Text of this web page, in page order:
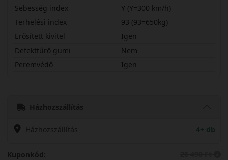
Sebesség index
Y (Y=300 km/h)
Terhelési index
93 (93=650kg)
Erősített kivitel
Igen
Defekttűrő gumi
Nem
Peremvédő
Igen
Házhozszállítás
Házhozszállítás 4+ db
Kuponkód: